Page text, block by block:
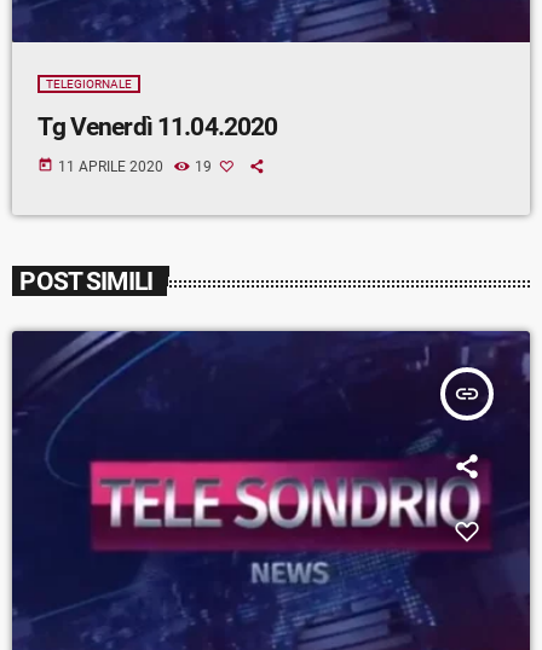
TELEGIORNALE
Tg Venerdì 11.04.2020
today 11 APRILE 2020 19
POST SIMILI
insert_link